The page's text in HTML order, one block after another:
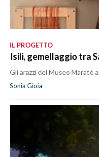
IL PROGETTO
Isili, gemellaggio tra
Gli arazzi del Museo Maratè
Sonia Gioia